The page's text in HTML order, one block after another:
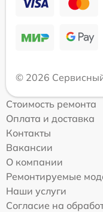
© 2026
Стоимость ремонта
Оплата и доставка
Контакты
Вакансии
О компании
Ремонтируемые
Наши услуги
Согласие на